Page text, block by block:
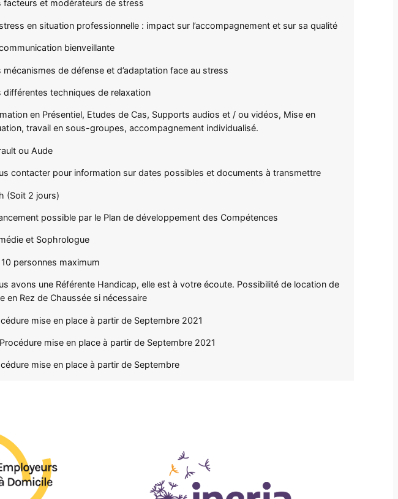
facteurs et modérateurs de stress
en situation professionnelle : impact sur l’accompagnement et sur sa qualité
bienveillante
mécanismes de défense et d’adaptation face au stress
différentes techniques de relaxation
en Présentiel, Etudes de Cas, Supports audios et / ou vidéos, Mise en
travail en sous-groupes, accompagnement individualisé.
ou Aude
contacter pour information sur dates possibles et documents à transmettre
(Soit 2 jours)
possible par le Plan de développement des Compétences
et Sophrologue
personnes maximum
avons une Référente Handicap, elle est à votre écoute. Possibilité de location de
en Rez de Chaussée si nécessaire
mise en place à partir de Septembre 2021
mise en place à partir de Septembre 2021
mise en place à partir de Septembre